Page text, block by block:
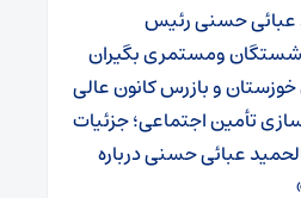
عبائی حسنی رئیس
ومستمری بگیران
و بازرس کانون عالی
تأمین اجتماعی؛ جزئیات
عبائی حسنی درباره